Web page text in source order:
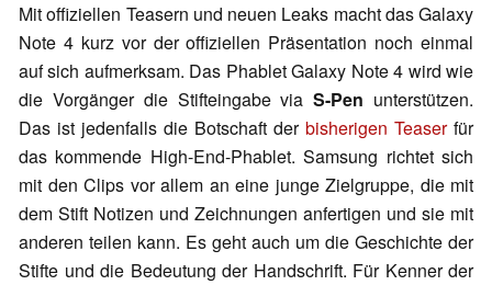
Mit offiziellen Teasern und neuen Leaks macht das Galaxy
Note 4 kurz vor der offiziellen Präsentation noch einmal
auf sich aufmerksam. Das Phablet Galaxy Note 4 wird wie
die Vorgänger die Stifteingabe viaS-Pen unterstützen.
Das ist jedenfalls die Botschaft der bisherigen Teaserfür
das kommende High-End-Phablet. Samsung richtet sich
mit den Clips vor allem an eine junge Zielgruppe, die mit
dem Stift Notizen und Zeichnungen anfertigen und sie mit
anderen teilen kann. Es geht auch um die Geschichte der
Stifte und die Bedeutung der Handschrift. Für Kenner der